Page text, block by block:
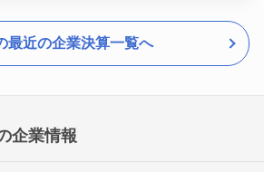
最近の企業決算一覧へ
企業情報